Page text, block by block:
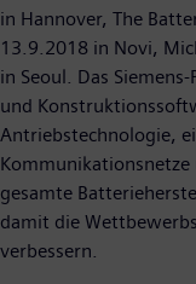
in Hannover, The
13.9.2018 in Novi,
in Seoul. Das
und
Antriebstechnologie,
gesamte
damit die
verbessern.